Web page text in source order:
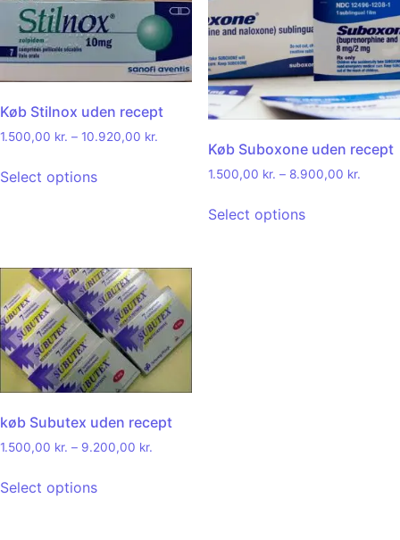
Køb Stilnox uden recept
1.500,00 kr. – 10.920,00 kr.
Select options
Køb Suboxone uden recept
1.500,00 kr. – 8.900,00 kr.
Select options
køb Subutex uden recept
1.500,00 kr. – 9.200,00 kr.
Select options